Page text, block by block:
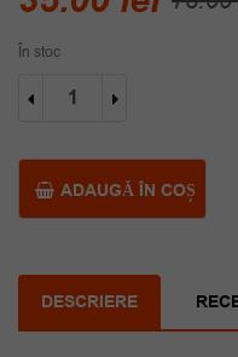
În stoc
Cantitate
Cravata
ADAUGĂ ÎN COȘ
DESCRIERE